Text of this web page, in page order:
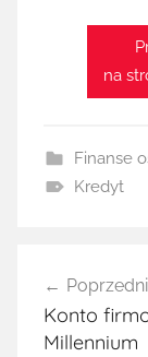
na
Finanse
Kredyt
wpisu
Konto
Millennium